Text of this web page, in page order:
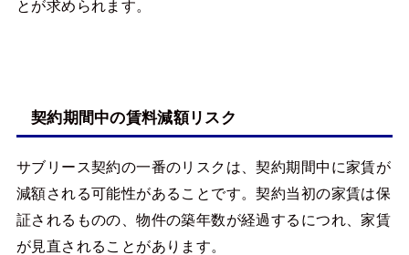
とが求められます。
契約期間中の賃料減額リスク
サブリース契約の一番のリスクは、契約期間中に家賃が
減額される可能性があることです。契約当初の家賃は保
証されるものの、物件の築年数が経過するにつれ、家賃
が見直されることがあります。